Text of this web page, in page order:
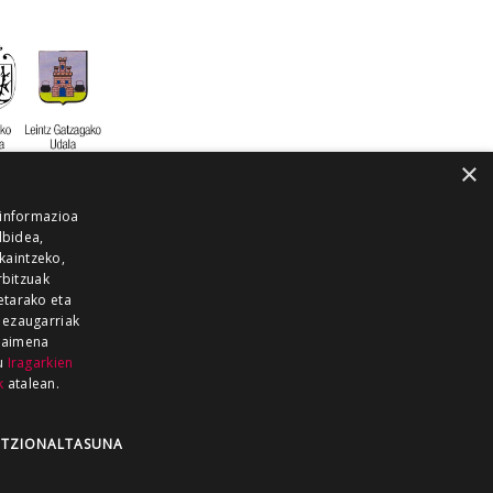
GUKA
GUKA ZUMAIA GUKA
×
eta
Iragarkien
atalean.